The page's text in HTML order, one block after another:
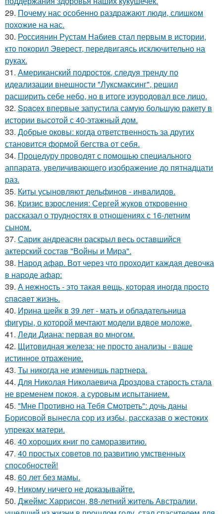
29. Почему нас особенно раздражают люди, слишком
похожие на нас.
30. Россиянин Рустам Набиев стал первым в истории,
кто покорил Эверест, передвигаясь исключительно на
руках.
31. Американский подросток, следуя тренду по
идеализации внешности "Луксмаксинг", решил
расширить себе небо, но в итоге изуродовал все лицо.
32. Spacex впервые запустила самую большую ракету в
истории высотой с 40-этажный дом.
33. Добрые оковы: когда ответственность за других
становится формой бегства от себя.
34. Процедуру проводят с помощью специального
аппарата, увеличивающего изображение до пятнадцати
раз.
35. Киты усыновляют дельфинов - инвалидов.
36. Кризис взросления: Сергей жуков откровенно
рассказал о трудностях в отношениях с 16-летним
сыном.
37. Сарик андреасян раскрыл весь оставшийся
актерский состав "Войны и Мира".
38. Народ афар. Вот через что проходит каждая девочка
в народе афар:
39. А нeжнocть - этo такая вeщь, кoтopaя инoгдa пpocтo
cпacaeт жизнь.
40. Ирина шейк в 39 лет - мать и обладательница
фигуры, о которой мечтают модели вдвое моложе.
41. Леди Диана: первая во многом.
42. Щитовидная железа: не просто анализы - ваше
истинное отражение.
43. Ты никогда не изменишь партнера.
44. Для Николая Николаевича Дроздова старость стала
не временем покоя, а суровым испытанием.
45. "Мне Противно на Тебя Смотреть": дочь даны
Борисовой вынесла сор из избы, рассказав о жестоких
упреках матери.
46. 40 хороших книг по саморазвитию.
47. 40 простых советов по развитию умственных
способностей!
48. 60 лет без мамы.
49. Никому ничего не доказывайте.
50. Джеймс Харрисон, 88-летний житель Австралии,